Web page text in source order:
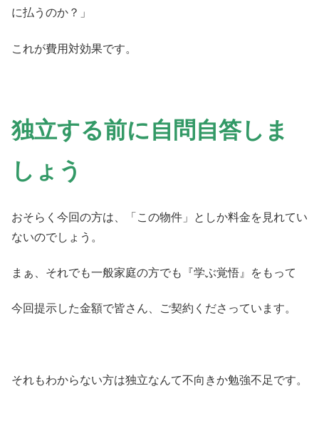
に払うのか？」
これが費用対効果です。
独立する前に自問自答しま
しょう
おそらく今回の方は、「この物件」としか料金を見れてい
ないのでしょう。
まぁ、それでも一般家庭の方でも『学ぶ覚悟』をもって
今回提示した金額で皆さん、ご契約くださっています。
それもわからない方は独立なんて不向きか勉強不足です。